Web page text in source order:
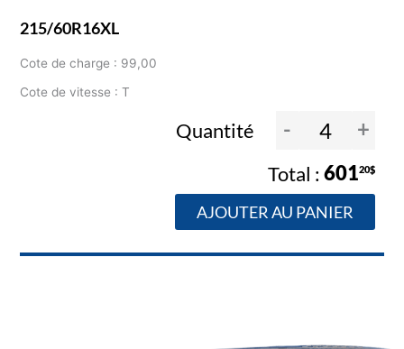
215/60R16XL
Cote de charge : 99,00
Cote de vitesse : T
Quantité - +
60120$
AJOUTER AU PANIER